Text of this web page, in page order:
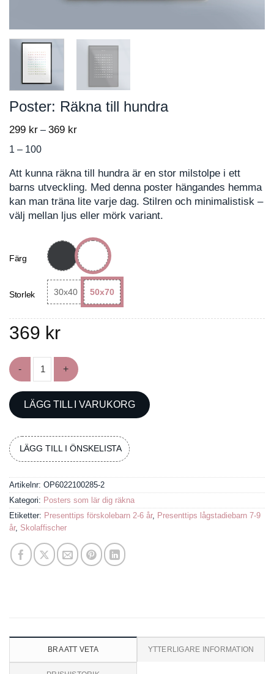
Poster: Räkna till hundra
299 kr – 369 krPrice
through
369 kr
1 – 100
Att kunna räkna till hundra är en stor milstolpe i ett
barns utveckling. Med denna poster hängandes hemma
kan man träna lite varje dag. Stilren och minimalistisk –
välj mellan ljus eller mörk variant.
Färg
Storlek 30x40 50x70
369 kr
LÄGG TILL I VARUKORG
LÄGG TILL I ÖNSKELISTA
Artikelnr: OP6022100285-2
Kategori: Posters som lär dig räkna
Etiketter: Presenttips förskolebarn 2-6 år, Presenttips lågstadiebarn 7-9
år, Skolaffischer
BRA ATT VETA YTTERLIGARE INFORMATION